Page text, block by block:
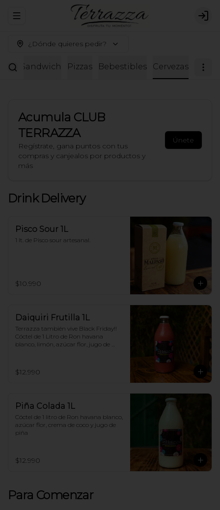
Abrir menu de navegación
¿Dónde quieres pedir?
Sandwich Pizzas Bebestibles Cervezas
Acumula CLUB
TERRAZZA
Regístrate, gana puntos con tus
compras y canjealos por productos y
más
Únete
Drink Delivery
Pisco Sour 1L
1 lt. de Pisco sour artesanal.
$10.990
Daiquiri Frutilla 1L
Terrazza también vive Black Friday!!
Cóctel de 1 Litro de Ron havana
blanco, limón, azúcar flor, jugo de
$12.990
Piña Colada 1L
Cóctel de 1 litro de Ron havana blanco,
azúcar flor, crema de coco y jugo de
piña
$12.990
Para Comenzar